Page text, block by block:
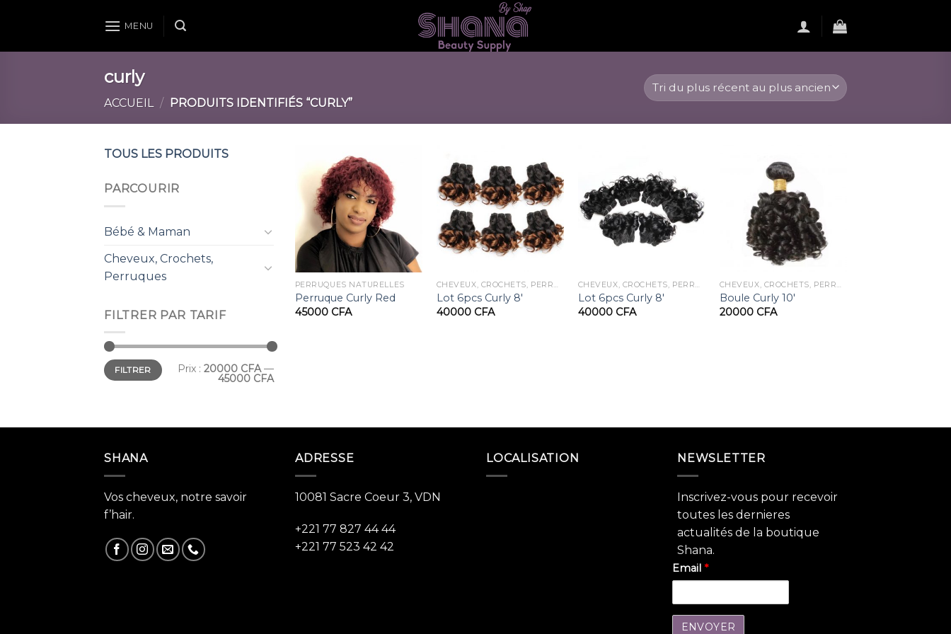
MENU
curly
ACCUEIL / PRODUITS IDENTIFIÉS “CURLY”
TOUS LES PRODUITS
PARCOURIR
Bébé & Maman
Cheveux, Crochets,
Perruques
FILTRER PAR TARIF
FILTRER Prix : 20000 CFA—
45000 CFA
PERRUQUES NATURELLES
Perruque Curly Red
45000 CFA
Lot 6pcs Curly 8′
40000 CFA
Lot 6pcs Curly 8′
40000 CFA
Boule Curly 10′
20000 CFA
SHANA
Vos cheveux, notre savoir
f’hair.
ADRESSE
10081 Sacre Coeur 3, VDN
+221 77 827 44 44
+221 77 523 42 42
LOCALISATION NEWSLETTER
Inscrivez-vous pour recevoir
toutes les dernieres
actualités de la boutique
Shana.
Email *